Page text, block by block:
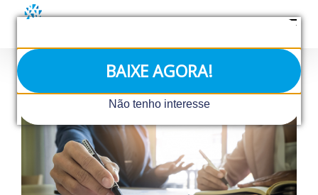
BAIXE AGORA!
Não tenho interesse
conteúdo